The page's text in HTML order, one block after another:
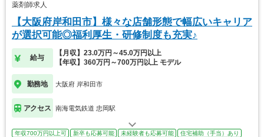
薬剤師求人
【大阪府岸和田市】様々な店舗形態で幅広いキャリア
が選択可能◎福利厚生・研修制度も充実♪
給与
【月収】23.0万円～45.0万円以上
【年収】360万円～700万円以上 モデル
勤務地 大阪府 岸和田市
アクセス 南海電気鉄道 忠岡駅
年収700万円以上可 新卒も応募可能 未経験者も応募可能
住宅補助（手当）あり